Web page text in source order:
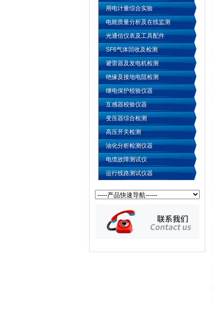
用电计量综合实验
电能质量分析及在线监测
光通信仪表及工具配件
SF6气体回收及检测
避雷器及发电机检测
绝缘及接地电阻检测
继电保护校验仪器
互感器校验仪器
变压器综合检测
高压开关检测
油化分析检测仪器
电缆故障测试仪
运行线路测试仪器